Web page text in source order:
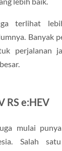
terlihat
Banyak
perjalanan
RS e:HEV
mulai
Salah